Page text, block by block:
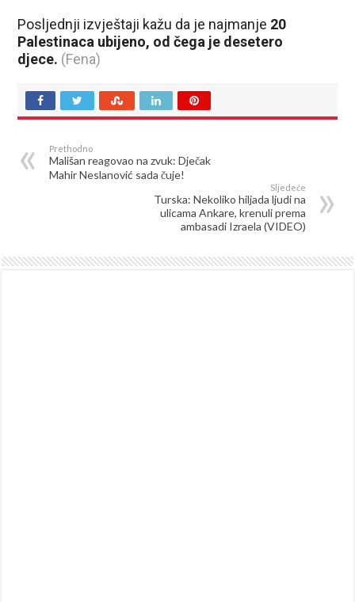
Posljednji izvještaji kažu da je najmanje 20
Palestinaca ubijeno, od čega je desetero
djece. (Fena)
Prethodno
Mališan reagovao na zvuk: Dječak
Mahir Neslanović sada čuje!
Sljedeće
Turska: Nekoliko hiljada ljudi na
ulicama Ankare, krenuli prema
ambasadi Izraela (VIDEO)